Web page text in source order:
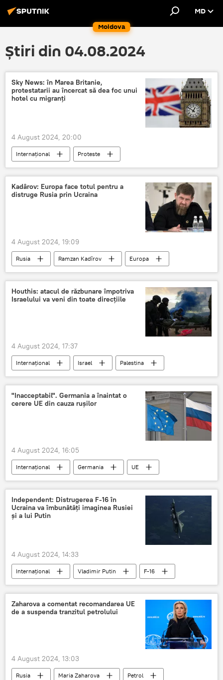
Moldova
MD
Știri din 04.08.2024
Sky News: în Marea Britanie,
protestatarii au încercat să dea foc unui
hotel cu migranți
4 August 2024, 20:00
Internațional
Proteste
Marea Britanie
Marea Britanie
Kadârov: Europa face totul pentru a
distruge Rusia prin Ucraina
4 August 2024, 19:09
Rusia Ramzan Kadîrov
Europa
Rusia
Houthis: atacul de răzbunare împotriva
Israelului va veni din toate direcțiile
4 August 2024, 17:37
Internațional Israel Palestina
"Inacceptabil". Germania a înaintat o
cerere UE din cauza rușilor
4 August 2024, 16:05
Internațional Germania
UE
Rusia
Rusia
Independent: Distrugerea F-16 în
Ucraina va îmbunătăți imaginea Rusiei
și a lui Putin
4 August 2024, 14:33
Internațional Vladimir Putin F-16
Zaharova a comentat recomandarea UE
de a suspenda tranzitul petrolului
4 August 2024, 13:03
Rusia Maria Zaharova
Petrol